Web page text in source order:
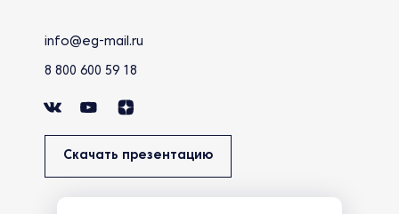
info@eg-mail.ru
8 800 600 59 18
Скачать презентацию